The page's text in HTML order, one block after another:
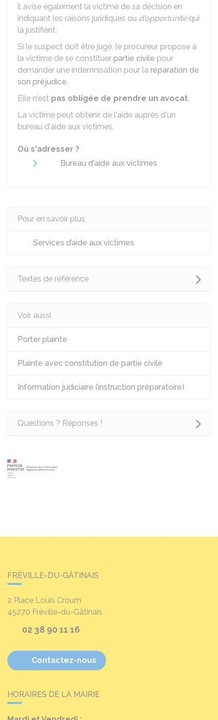
il avise également la victime de sa décision en
indiquant les raisons juridiques ou d'opportunitéqui
la justifient.
Si le suspect doit être jugé, le procureur propose à
la victime de se constituer partie civile pour
demander une indemnisation pour la réparation de
son préjudice.
Elle n'est pas obligée de prendre un avocat.
La victime peut obtenir de l'aide auprès d'un
bureau d'aide aux victimes.
Où s'adresser ?
Bureau d'aide aux victimes
Pour en savoir plus
Services d’aide aux victimes
Textes de référence
Voir aussi
Porter plainte
Plainte avec constitution de partie civile
Information judiciaire (instruction préparatoire)
Questions ? Réponses !
FRÉVILLE-DU-GÂTINAIS
2 Place Louis Croum
45270 Fréville-du-Gâtinais
02 38 90 11 16
Contactez-nous
HORAIRES DE LA MAIRIE